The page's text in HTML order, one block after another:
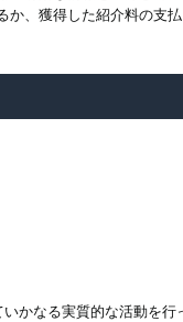
か、獲得した紹介料の支
かなる実質的な活動を